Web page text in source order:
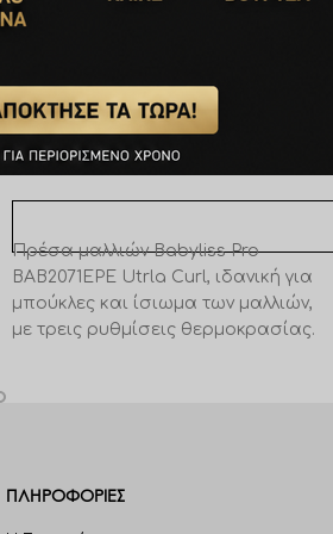
Babyliss Pro BAB2071EPE Ultra Curl
€ 91,30
Πρέσα μαλλιών Babyliss Pro
BAB2071EPE Utrla Curl, ιδανική για
μπούκλες και ίσιωμα των μαλλιών,
με τρεις ρυθμίσεις θερμοκρασίας.
ΠΛΗΡΟΦΟΡΊΕΣ